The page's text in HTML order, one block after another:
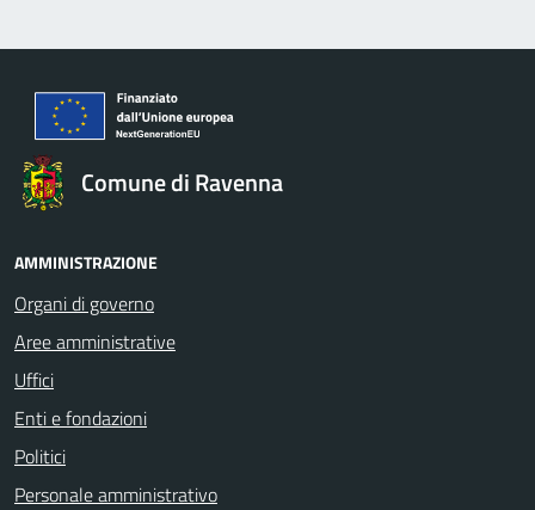
Comune di Ravenna
AMMINISTRAZIONE
Organi di governo
Aree amministrative
Uffici
Enti e fondazioni
Politici
Personale amministrativo